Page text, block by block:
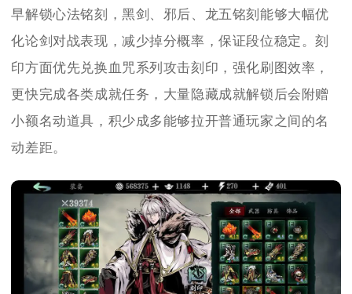
早解锁心法铭刻，黑剑、邪后、龙五铭刻能够大幅优
化论剑对战表现，减少掉分概率，保证段位稳定。刻
印方面优先兑换血咒系列攻击刻印，强化刷图效率，
更快完成各类成就任务，大量隐藏成就解锁后会附赠
小额名动道具，积少成多能够拉开普通玩家之间的名
动差距。